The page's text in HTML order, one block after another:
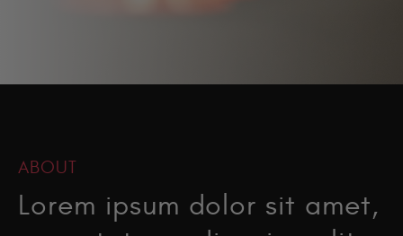
ABOUT